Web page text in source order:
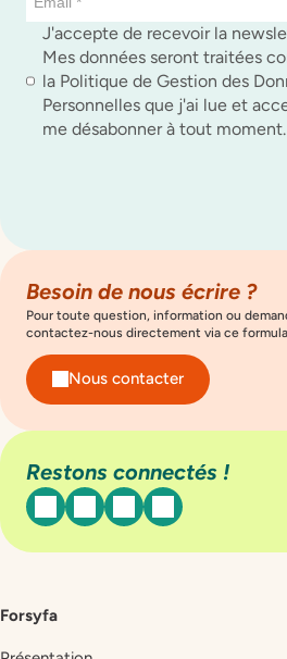
J'accepte de recevoir la
Mes données seront traitées
la Politique de Gestion des
Personnelles que j'ai lue et
me désabonner à tout moment.
Besoin de nous écrire ?
Pour toute question, information ou
contactez-nous directement via ce
Nous contacter
Restons connectés !
facebook
instagram
linkedinyoutube
Forsyfa